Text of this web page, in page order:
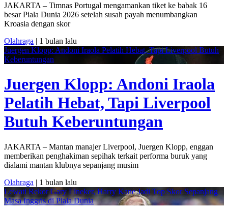
JAKARTA – Timnas Portugal mengamankan tiket ke babak 16
besar Piala Dunia 2026 setelah susah payah menumbangkan
Kroasia dengan skor
Olahraga | 1 bulan lalu
Juergen Klopp: Andoni Iraola Pelatih Hebat, Tapi Liverpool Butuh
Keberuntungan
Juergen Klopp: Andoni Iraola
Pelatih Hebat, Tapi Liverpool
Butuh Keberuntungan
JAKARTA – Mantan manajer Liverpool, Juergen Klopp, enggan
memberikan penghakiman sepihak terkait performa buruk yang
dialami mantan klubnya sepanjang musim
Olahraga | 1 bulan lalu
Lewati Rekor Gary Lineker, Harry Kane Jadi Top Skor Sepanjang
Masa Inggris di Piala Dunia